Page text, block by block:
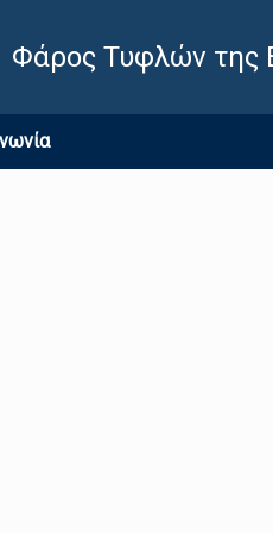
Φάρος Τυφλών της